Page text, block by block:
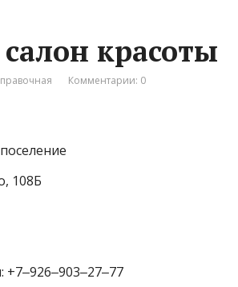
красоты
Комментарии: 0
108Б